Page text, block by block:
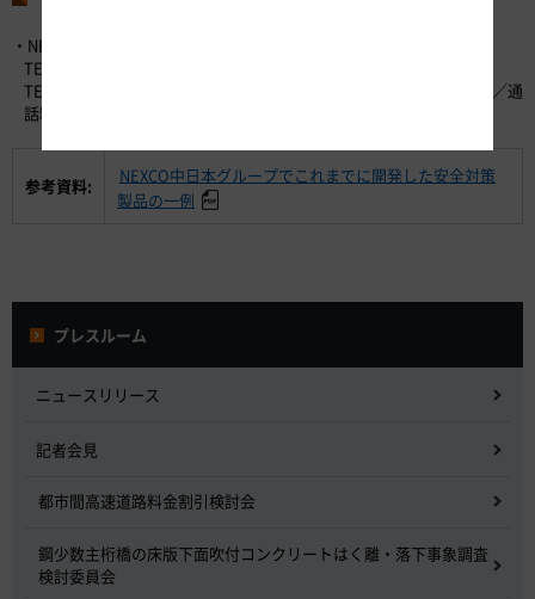
・NEXCO中日本お客さまセンター （24時間365日対応）
TEL：0120-922-229 （フリーダイヤル）
TEL：052-223-0333 （フリーダイヤルがご利用になれないお客さま／通
話料有料）
参考資料:
NEXCO中日本グループでこれまでに開発した安全対策
製品の一例
プレスルーム
ニュースリリース
記者会見
都市間高速道路料金割引検討会
鋼少数主桁橋の床版下面吹付コンクリートはく離・落下事象調査
検討委員会